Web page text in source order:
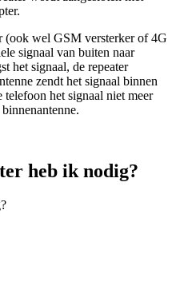
(ook wel GSM versterker of 4G
signaal van buiten naar
het signaal, de repeater
zendt het signaal binnen
het signaal niet meer
heb ik nodig?